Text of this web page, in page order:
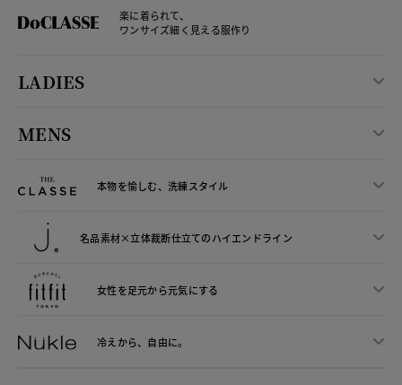
楽に着られて、
ワンサイズ細く見える服作り
LADIES
MENS
本物を愉しむ、洗練スタイル
名品素材×立体裁断仕立てのハイエンドライン
女性を足元から元気にする
冷えから、 自由に。